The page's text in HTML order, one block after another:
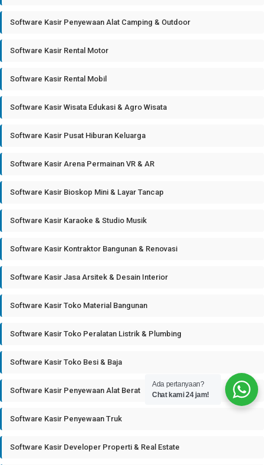
Software Kasir Penyewaan Alat Camping & Outdoor
Software Kasir Rental Motor
Software Kasir Rental Mobil
Software Kasir Wisata Edukasi & Agro Wisata
Software Kasir Pusat Hiburan Keluarga
Software Kasir Arena Permainan VR & AR
Software Kasir Bioskop Mini & Layar Tancap
Software Kasir Karaoke & Studio Musik
Software Kasir Kontraktor Bangunan & Renovasi
Software Kasir Jasa Arsitek & Desain Interior
Software Kasir Toko Material Bangunan
Software Kasir Toko Peralatan Listrik & Plumbing
Software Kasir Toko Besi & Baja
Software Kasir Penyewaan Alat Berat
Software Kasir Penyewaan Truk
Software Kasir Developer Properti & Real Estate
Ada pertanyaan?
Chat kami 24 jam!